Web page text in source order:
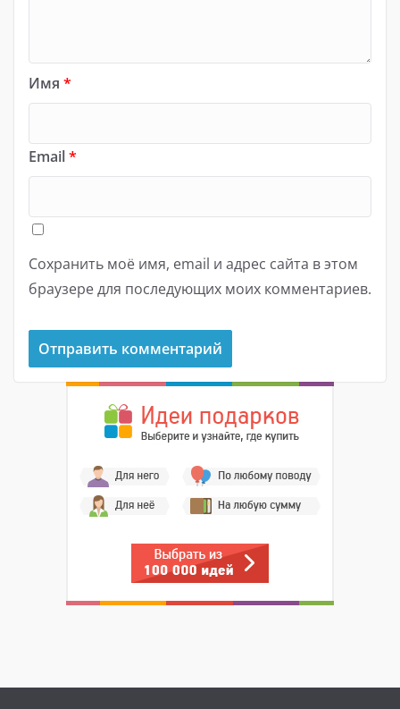
Имя *
Email*
Сохранить моё имя, email и адрес сайта в этом
браузере для последующих моих комментариев.